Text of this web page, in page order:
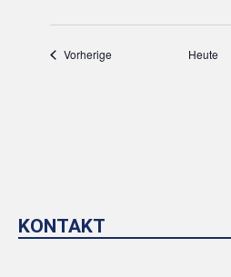
Vorherige Heute
KONTAKT